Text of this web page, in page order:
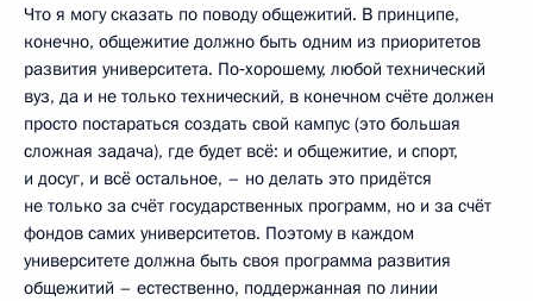
Что я могу сказать по поводу общежитий. В принципе,
конечно, общежитие должно быть одним из приоритетов
развития университета. По‑хорошему, любой технический
вуз, да и не только технический, в конечном счёте должен
просто постараться создать свой кампус (это большая
сложная задача), где будет всё: и общежитие, и спорт,
и досуг, и всё остальное, – но делать это придётся
не только за счёт государственных программ, но и за счёт
фондов самих университетов. Поэтому в каждом
университете должна быть своя программа развития
общежитий – естественно, поддержанная по линии